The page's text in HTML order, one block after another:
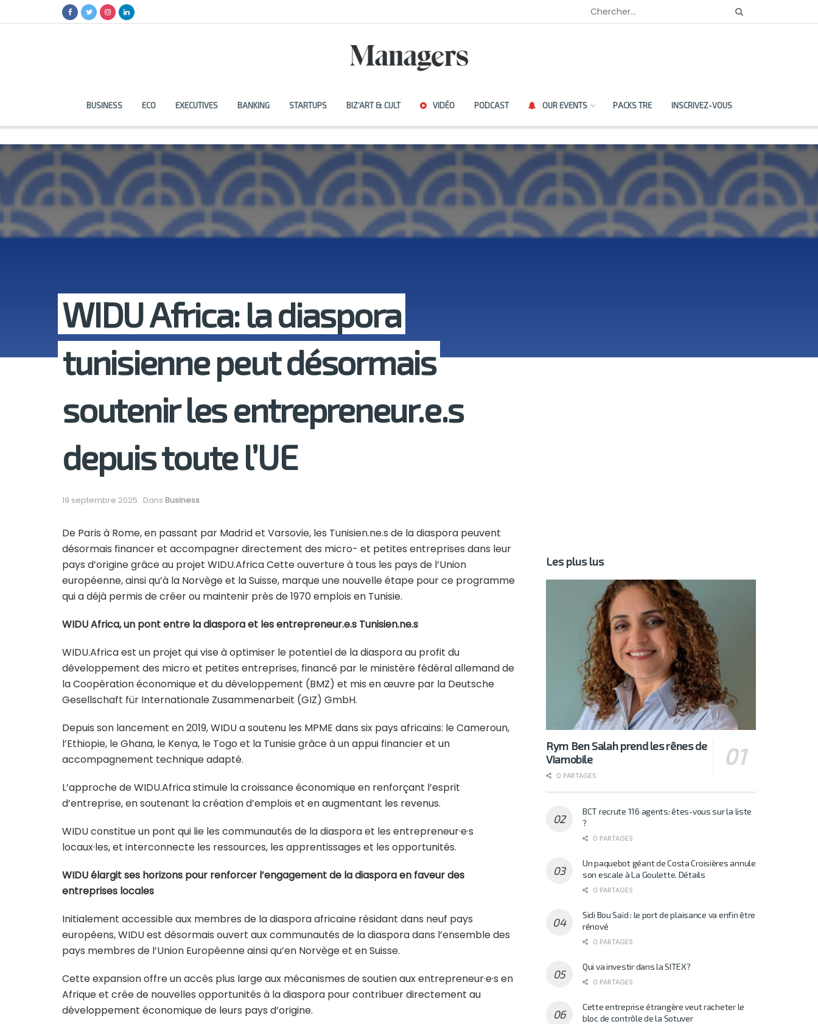
BUSINESS ECO EXECUTIVES BANKING STARTUPS BIZ’ART & CULT VIDÉO PODCAST OUR EVENTS PACKS TRE INSCRIVEZ-VOUS
WIDU Africa: la diaspora
tunisienne peut désormais
soutenir les entrepreneur.e.s
depuis toute l’UE
19 septembre 2025 Dans Business
De Paris à Rome, en passant par Madrid et Varsovie, les Tunisien.ne.s de la diaspora peuvent
désormais financer et accompagner directement des micro- et petites entreprises dans leur
pays d’origine grâce au projet WIDU.Africa Cette ouverture à tous les pays de l’Union
européenne, ainsi qu’à la Norvège et la Suisse, marque une nouvelle étape pour ce programme
qui a déjà permis de créer ou maintenir près de 1970 emplois en Tunisie.
WIDU Africa, un pont entre la diaspora et les entrepreneur.e.s Tunisien.ne.s
WIDU.Africa est un projet qui vise à optimiser le potentiel de la diaspora au profit du
développement des micro et petites entreprises, financé par le ministère fédéral allemand de
la Coopération économique et du développement (BMZ) et mis en œuvre par la Deutsche
Gesellschaft für Internationale Zusammenarbeit (GIZ) GmbH.
Depuis son lancement en 2019, WIDU a soutenu les MPME dans six pays africains: le Cameroun,
l’Ethiopie, le Ghana, le Kenya, le Togo et la Tunisie grâce à un appui financier et un
accompagnement technique adapté.
L’approche de WIDU.Africa stimule la croissance économique en renforçant l’esprit
d’entreprise, en soutenant la création d’emplois et en augmentant les revenus.
WIDU constitue un pont qui lie les communautés de la diaspora et les entrepreneur·e·s
locaux·les, et interconnecte les ressources, les apprentissages et les opportunités.
WIDU élargit ses horizons pour renforcer l’engagement de la diaspora en faveur des
entreprises locales
Initialement accessible aux membres de la diaspora africaine résidant dans neuf pays
européens, WIDU est désormais ouvert aux communautés de la diaspora dans l’ensemble des
pays membres de l’Union Européenne ainsi qu’en Norvège et en Suisse.
Cette expansion offre un accès plus large aux mécanismes de soutien aux entrepreneur·e·s en
Afrique et crée de nouvelles opportunités à la diaspora pour contribuer directement au
développement économique de leurs pays d’origine.
Les plus lus
Rym Ben Salah prend les rênes de
Viamobile
0 PARTAGES
BCT recrute 116 agents: êtes-vous sur la liste
?
0 PARTAGES
Un paquebot géant de Costa Croisières annule
son escale à La Goulette. Détails
0 PARTAGES
Sidi Bou Saïd : le port de plaisance va enfin être
rénové
0 PARTAGES
Qui va investir dans la SITEX?
0 PARTAGES
Cette entreprise étrangère veut racheter le
bloc de contrôle de la Sotuver